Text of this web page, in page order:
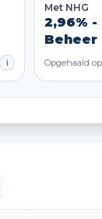
i
Met NHG
2,96% -
Beheer
Opgehaald